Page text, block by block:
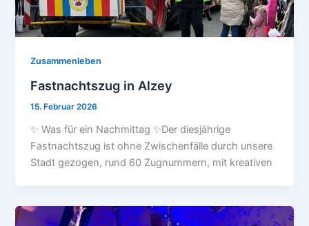
Zusammenleben
Fastnachtszug in Alzey
15. Februar 2026
✨ Was für ein Nachmittag ✨Der diesjährige
Fastnachtszug ist ohne Zwischenfälle durch unsere
Stadt gezogen, rund 60 Zugnummern, mit kreativen